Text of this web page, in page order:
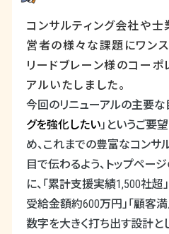
コンサルティング会社や士
営者の様々な課題にワンス
リードブレーン様のコーポ
アルいたしました。
今回のリニューアルの主要な
グを強化したい 」というご要
め、これまでの豊富なコンサ
目で伝わるよう、トップペー
に、「累計支援実績1,500社超
受給金額約600万円」「顧客
数字を大きく打ち出す設計と